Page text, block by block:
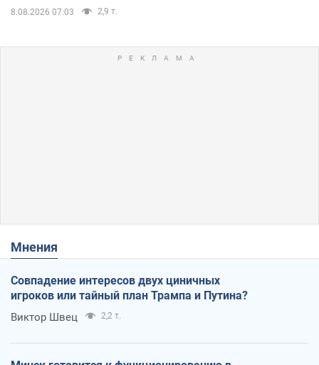
8.08.2026 07:03 2,9 т.
Мнения
Совпадение интересов двух циничных
игроков или тайный план Трампа и Путина?
Виктор Швец 2,2 т.